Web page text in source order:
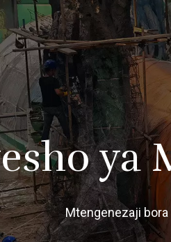
ya
Mtengenezaji bora